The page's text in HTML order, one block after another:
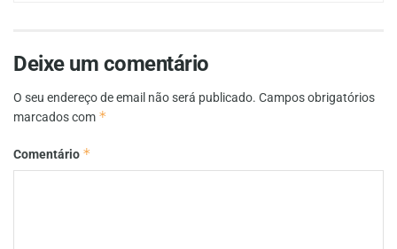
Deixe um comentário
O seu endereço de email não será publicado. Campos obrigatórios
marcados com *
Comentário *